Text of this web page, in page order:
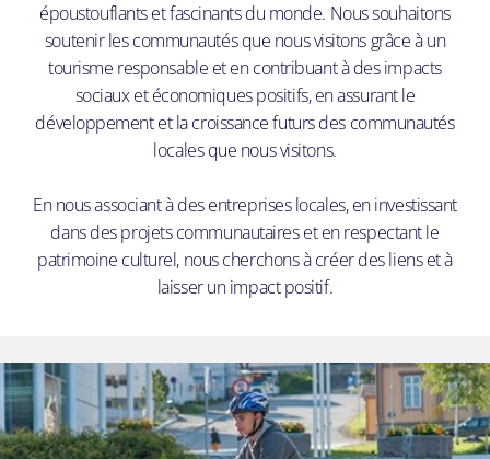
époustouflants et fascinants du monde. Nous souhaitons
soutenir les communautés que nous visitons grâce à un
tourisme responsable et en contribuant à des impacts
sociaux et économiques positifs, en assurant le
développement et la croissance futurs des communautés
locales que nous visitons.
En nous associant à des entreprises locales, en investissant
dans des projets communautaires et en respectant le
patrimoine culturel, nous cherchons à créer des liens et à
laisser un impact positif.